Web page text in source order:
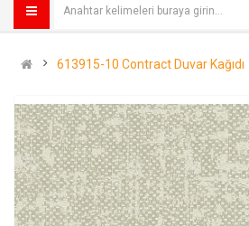
613915-10 Contract Duvar Kağıdı